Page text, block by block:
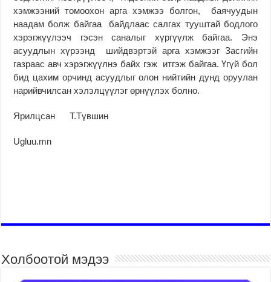
хэмжээний томоохон арга хэмжээ болгон, баячуудын
наадам болж байгаа байдлаас салгах тууштай бодлого
хэрэгжүүлээч гэсэн саналыг хүргүүлж байгаа. Энэ
асуудлын хүрээнд шийдвэртэй арга хэмжээг Засгийн
газраас авч хэрэгжүүлнэ байх гэж итгэж байгаа. Үгүй бол
бид цахим орчинд асуудлыг олон нийтийн дунд оруулан
нарийвчилсан хэлэлцүүлэг өрнүүлэх болно.
Ярилцсан Т.Түвшин
Ugluu.mn
Холбоотой мэдээ